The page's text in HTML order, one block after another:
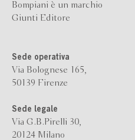
Bompiani è un marchio
Giunti Editore
Sede operativa
Via Bolognese 165,
50139 Firenze
Sede legale
Via G.B.Pirelli 30,
20124 Milano